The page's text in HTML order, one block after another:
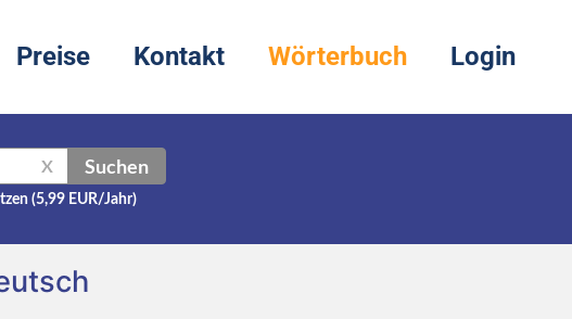
Preise Kontakt Wörterbuch Login
X Suchen
(5,99 EUR/Jahr)